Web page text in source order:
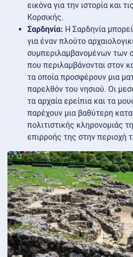
εικόνα για την ιστορία και
Κορσικής.
Σαρδηνία: Η Σαρδηνία
για έναν πλούτο
συμπεριλαμβανομένων των
που περιλαμβάνονται στον
τα οποία προσφέρουν μια
παρελθόν του νησιού. Οι
τα αρχαία ερείπια και τα
παρέχουν μια βαθύτερη
πολιτιστικής κληρονομιάς
επιρροής της στην περιοχή